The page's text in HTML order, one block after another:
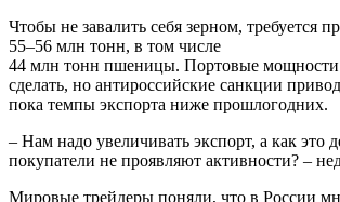
Чтобы не завалить себя зерном, требуется
55–56 млн тонн, в том числе
44 млн тонн пшеницы. Портовые мощности
сделать, но антироссийские санкции
пока темпы экспорта ниже прошлогодних.
– Нам надо увеличивать экспорт, а как это
покупатели не проявляют активности? –
Мировые трейдеры поняли, что в России